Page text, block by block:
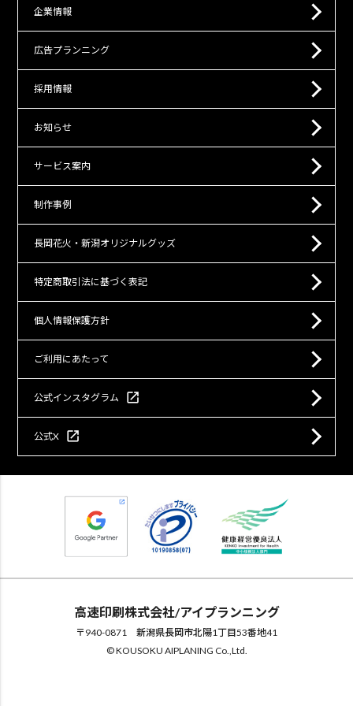
企業情報
広告プランニング
採用情報
お知らせ
サービス案内
制作事例
長岡花火・新潟オリジナルグッズ
特定商取引法に基づく表記
個人情報保護方針
ご利用にあたって
公式インスタグラム open_in_new
公式X open_in_new
高速印刷株式会社/アイプランニング
〒940-0871 新潟県長岡市北陽1丁目53番地41
© KOUSOKU AIPLANING Co.,Ltd.